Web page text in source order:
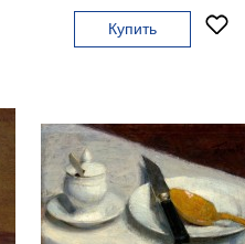
Купить